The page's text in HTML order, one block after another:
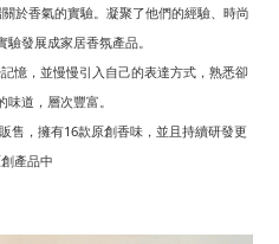
於香氣的實驗。凝聚了他們的經驗、時尚
發展成家居香氛產品。
憶，並慢慢引入自己的表達方式，熟悉卻
道，層次豐富。
售，擁有16款原創香味，並且持續研發更
產品中